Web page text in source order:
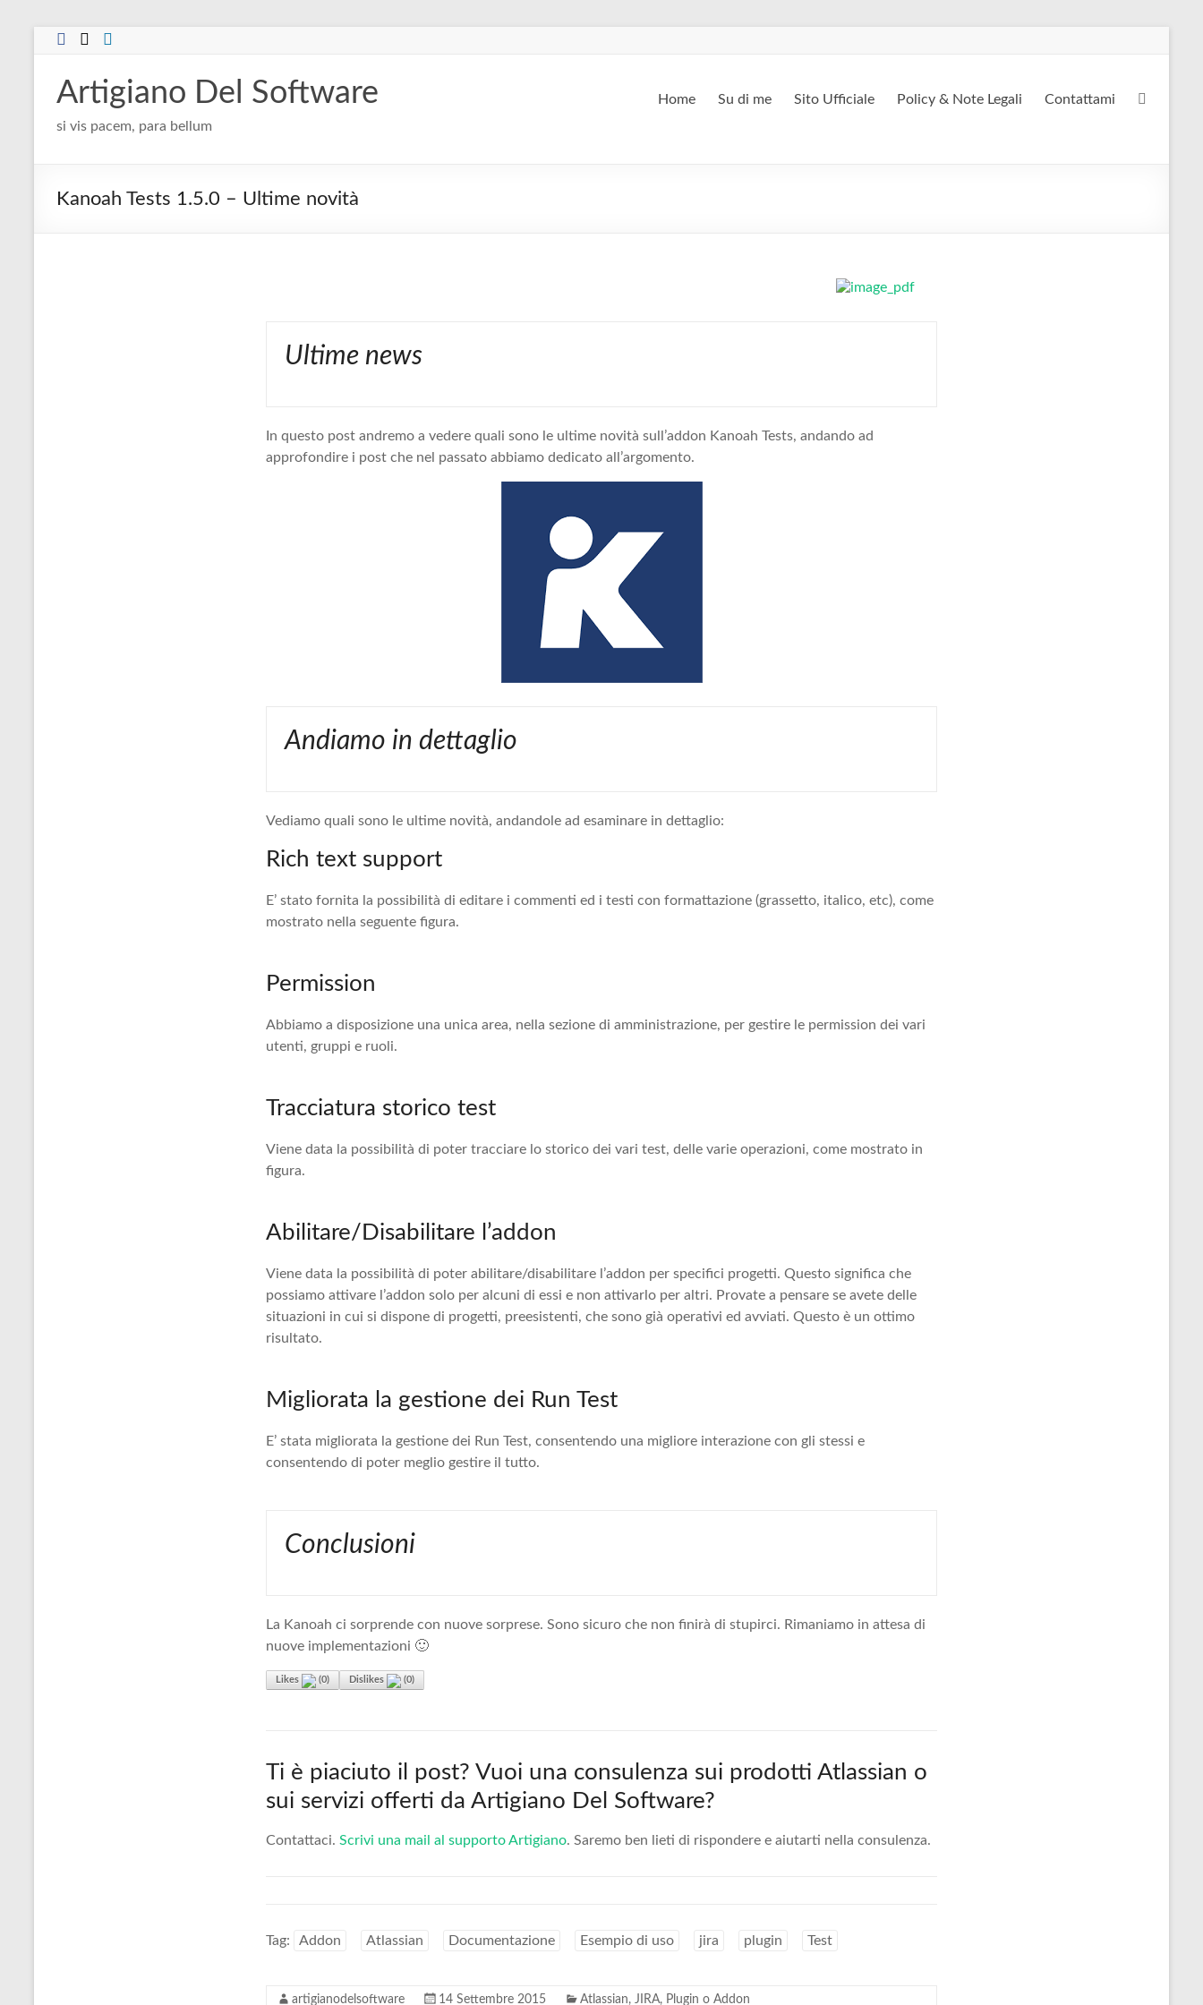
Salta
Artigiano Del Software
si vis pacem, para bellum
Home Su di me Sito Ufficiale Policy & Note Legali Contattami
Kanoah Tests 1.5.0 – Ultime novità
Ultime news
In questo post andremo a vedere quali sono le ultime novità sull’addon Kanoah Tests, andando ad
approfondire i post che nel passato abbiamo dedicato all’argomento.
Andiamo in dettaglio
Vediamo quali sono le ultime novità, andandole ad esaminare in dettaglio:
Rich text support
E’ stato fornita la possibilità di editare i commenti ed i testi con formattazione (grassetto, italico, etc), come
mostrato nella seguente figura.
Permission
Abbiamo a disposizione una unica area, nella sezione di amministrazione, per gestire le permission dei vari
utenti, gruppi e ruoli.
Tracciatura storico test
Viene data la possibilità di poter tracciare lo storico dei vari test, delle varie operazioni, come mostrato in
figura.
Abilitare/Disabilitare l’addon
Viene data la possibilità di poter abilitare/disabilitare l’addon per specifici progetti. Questo significa che
possiamo attivare l’addon solo per alcuni di essi e non attivarlo per altri. Provate a pensare se avete delle
situazioni in cui si dispone di progetti, preesistenti, che sono già operativi ed avviati. Questo è un ottimo
risultato.
Migliorata la gestione dei Run Test
E’ stata migliorata la gestione dei Run Test, consentendo una migliore interazione con gli stessi e
consentendo di poter meglio gestire il tutto.
Conclusioni
La Kanoah ci sorprende con nuove sorprese. Sono sicuro che non finirà di stupirci. Rimaniamo in attesa di
nuove implementazioni 🙂
Likes (0) Dislikes (0)
Ti è piaciuto il post? Vuoi una consulenza sui prodotti Atlassian o
sui servizi offerti da Artigiano Del Software?
Contattaci. Scrivi una mail al supporto Artigiano. Saremo ben lieti di rispondere e aiutarti nella consulenza.
Tag: Addon Atlassian Documentazione Esempio di uso jira plugin Test
artigianodelsoftware 14 Settembre 2015 Atlassian, JIRA, Plugin o Addon